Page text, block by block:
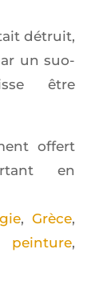
détruit,
un suo­
être
offert
en
,Grèce,
peinture,